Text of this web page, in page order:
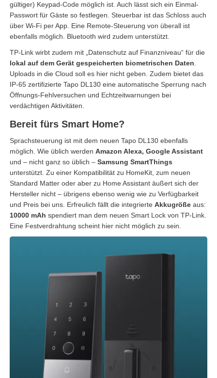
gültiger) Keypad-Code möglich ist. Auch lässt sich ein Einmal-
Passwort für Gäste so festlegen. Steuerbar ist das Schloss auch
über Wi-Fi per App. Eine Remote-Steuerung von überall ist
ebenfalls möglich. Bluetooth wird zudem unterstützt.
TP-Link wirbt zudem mit „Datenschutz auf Finanzniveau“ für die
lokal auf dem Gerät gespeicherten biometrischen Daten.
Uploads in die Cloud soll es hier nicht geben. Zudem bietet das
IP-65 zertifizierte Tapo DL130 eine automatische Sperrung nach
Öffnungs-Fehlversuchen und Echtzeitwarnungen bei
verdächtigen Aktivitäten.
Bereit fürs Smart Home?
Sprachsteuerung ist mit dem neuen Tapo DL130 ebenfalls
möglich. Wie üblich werden Amazon Alexa, Google Assistant
und – nicht ganz so üblich – Samsung SmartThings
unterstützt. Zu einer Kompatibilität zu HomeKit, zum neuen
Standard Matter oder aber zu Home Assistant äußert sich der
Hersteller nicht – übrigens ebenso wenig wie zu Verfügbarkeit
und Preis bei uns. Erfreulich fällt die integrierte Akkugröße aus:
10000 mAh spendiert man dem neuen Smart Lock von TP-Link.
Eine Festverdrahtung scheint hier nicht möglich zu sein.